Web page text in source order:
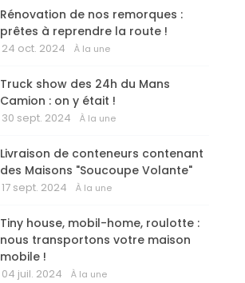
Rénovation de nos remorques :
prêtes à reprendre la route !
24 oct. 2024 À la une
Truck show des 24h du Mans
Camion : on y était !
30 sept. 2024 À la une
Livraison de conteneurs contenant
des Maisons "Soucoupe Volante"
17 sept. 2024 À la une
Tiny house, mobil-home, roulotte :
nous transportons votre maison
mobile !
04 juil. 2024 À la une